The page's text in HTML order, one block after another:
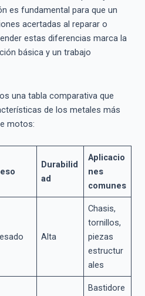
es fundamental para que un
acertadas al reparar o
estas diferencias marca la
básica y un trabajo
una tabla comparativa que
de los metales más
motos:
Durabilid
ad
Aplicacio
nes
comunes
Alta
Chasis,
tornillos,
piezas
estructur
ales
Bastidore